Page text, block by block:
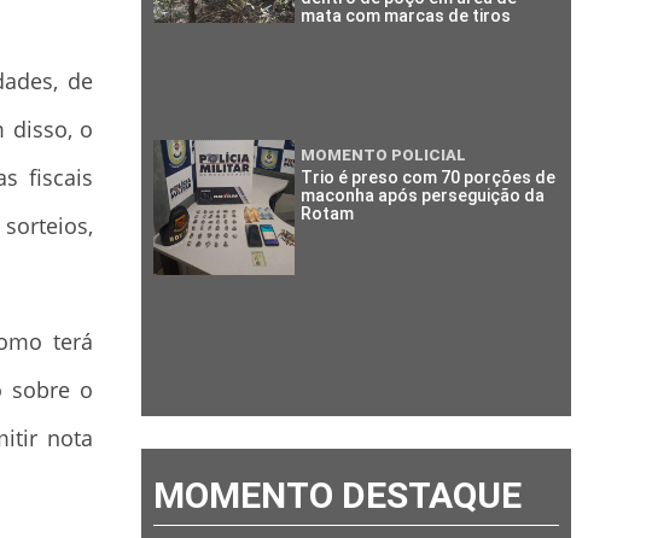
de
disso, o
fiscais
terá
sobre o
nota
mata com marcas de tiros
MOMENTO POLICIAL
Trio é preso com 70 porções de
maconha após perseguição da
Rotam
MOMENTO DESTAQUE